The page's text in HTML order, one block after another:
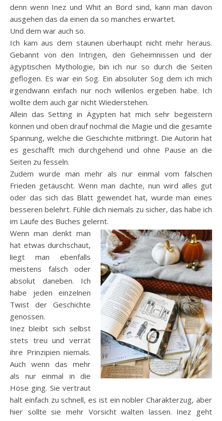
denn wenn Inez und Whit an Bord sind, kann man davon
ausgehen das da einen da so manches erwartet.
Und dem war auch so.
Ich kam aus dem staunen überhaupt nicht mehr heraus.
Gebannt von den Intrigen, den Geheimnissen und der
ägyptischen Mythologie, bin ich nur so durch die Seiten
geflogen. Es war ein Sog. Ein absoluter Sog dem ich mich
irgendwann einfach nur noch willenlos ergeben habe. Ich
wollte dem auch gar nicht Wiederstehen.
Allein das Setting in Ägypten hat mich sehr begeistern
können und oben drauf nochmal die Magie und die gesamte
Spannung, welche die Geschichte mitbringt. Die Autorin hat
es geschafft mich durchgehend und ohne Pause an die
Seiten zu fesseln.
Zudem wurde man mehr als nur einmal vom falschen
Frieden getäuscht. Wenn man dachte, nun wird alles gut
oder das sich das Blatt gewendet hat, wurde man eines
besseren belehrt. Fühle dich niemals zu sicher, das habe ich
im Laufe des Buches gelernt.
Wenn man denkt man
hat etwas durchschaut,
liegt man ebenfalls
meistens falsch oder
absolut daneben. Ich
habe jeden einzelnen
Twist der Geschichte
genossen.
Inez bleibt sich selbst
stets treu und verrät
ihre Prinzipien niemals.
Auch wenn das mehr
als nur einmal in die
Hose ging. Sie vertraut
halt einfach zu schnell, es ist ein nobler Charakterzug, aber
hier sollte sie mehr Vorsicht walten lassen. Inez geht